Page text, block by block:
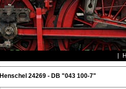
Henschel 24269 - DB "043 100-7"